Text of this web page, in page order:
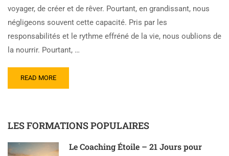
voyager, de créer et de rêver. Pourtant, en grandissant, nous
négligeons souvent cette capacité. Pris par les
responsabilités et le rythme effréné de la vie, nous oublions de
la nourrir. Pourtant, …
READ MORE
LES FORMATIONS POPULAIRES
Le Coaching Étoile – 21 Jours pour